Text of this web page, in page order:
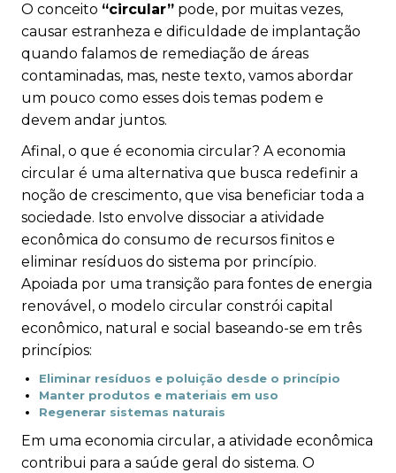
O conceito “circular” pode, por muitas vezes,
causar estranheza e dificuldade de implantação
quando falamos de remediação de áreas
contaminadas, mas, neste texto, vamos abordar
um pouco como esses dois temas podem e
devem andar juntos.
Afinal, o que é economia circular? A economia
circular é uma alternativa que busca redefinir a
noção de crescimento, que visa beneficiar toda a
sociedade. Isto envolve dissociar a atividade
econômica do consumo de recursos finitos e
eliminar resíduos do sistema por princípio.
Apoiada por uma transição para fontes de energia
renovável, o modelo circular constrói capital
econômico, natural e social baseando-se em três
princípios:
Eliminar resíduos e poluição desde o princípio
Manter produtos e materiais em uso
Regenerar sistemas naturais
Em uma economia circular, a atividade econômica
contribui para a saúde geral do sistema. O